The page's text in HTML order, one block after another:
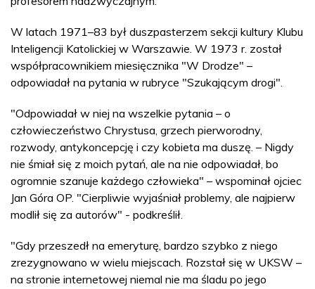
W latach 1971–83 był duszpasterzem sekcji kultury Klubu
Inteligencji Katolickiej w Warszawie. W 1973 r. został
współpracownikiem miesięcznika "W Drodze" –
odpowiadał na pytania w rubryce "Szukającym drogi".
"Odpowiadał w niej na wszelkie pytania – o
człowieczeństwo Chrystusa, grzech pierworodny,
rozwody, antykoncepcję i czy kobieta ma duszę. – Nigdy
nie śmiał się z moich pytań, ale na nie odpowiadał, bo
ogromnie szanuje każdego człowieka" – wspominał ojciec
Jan Góra OP. "Cierpliwie wyjaśniał problemy, ale najpierw
modlił się za autorów" - podkreślił.
"Gdy przeszedł na emeryturę, bardzo szybko z niego
zrezygnowano w wielu miejscach. Rozstał się w UKSW –
na stronie internetowej niemal nie ma śladu po jego